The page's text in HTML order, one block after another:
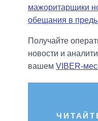
мажоритарщики
обещания в
Получайте
новости и
вашем VIBER-